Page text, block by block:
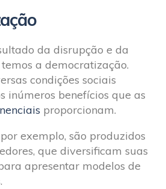
da disrupção e da
a democratização.
condições sociais
inúmeros benefícios que as
proporcionam.
exemplo, são produzidos
que diversificam suas
apresentar modelos de